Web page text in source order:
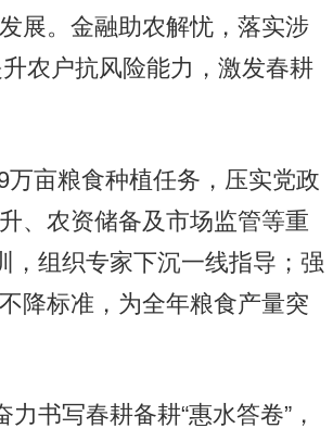
展。金融助农解忧，落实涉
农户抗风险能力，激发春耕
亩粮食种植任务，压实党政
、农资储备及市场监管等重
，组织专家下沉一线指导；强
降标准，为全年粮食产量突
书写春耕备耕“惠水答卷”，